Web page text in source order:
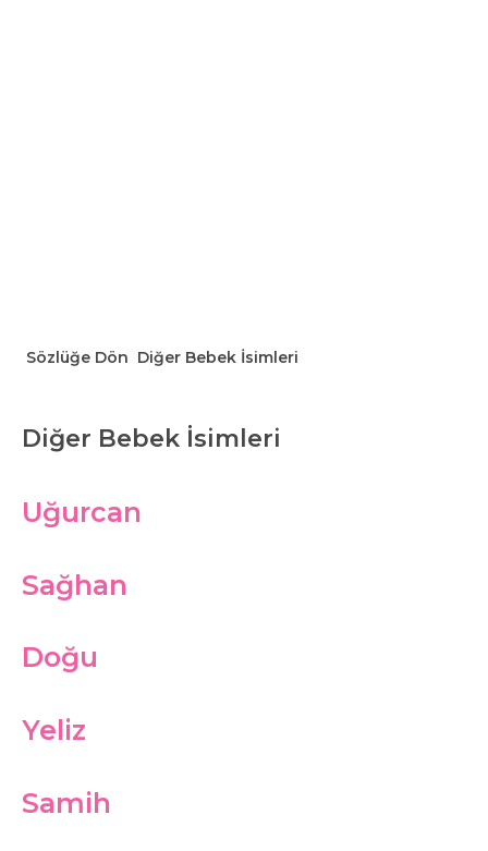
Sözlüğe Dön Diğer Bebek İsimleri
Diğer Bebek İsimleri
Uğurcan
Sağhan
Doğu
Yeliz
Samih